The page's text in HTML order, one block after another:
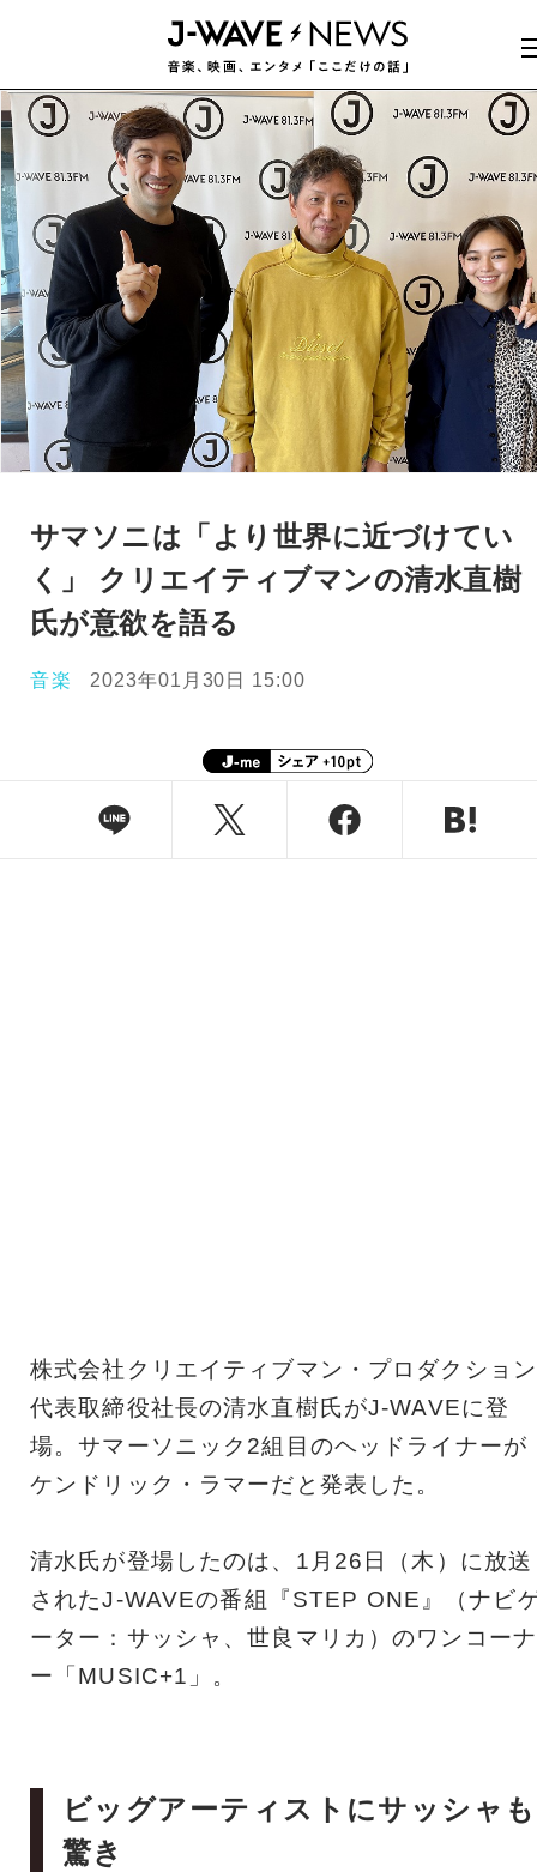
サマソニは「より世界に近づけてい
く」 クリエイティブマンの清水直樹
氏が意欲を語る
音楽 2023年01月30日 15:00
株式会社クリエイティブマン・プロダクション
代表取締役社長の清水直樹氏がJ-WAVEに登
場。サマーソニック2組目のヘッドライナーが
ケンドリック・ラマーだと発表した。
清水氏が登場したのは、1月26日（木）に放送
されたJ-WAVEの番組『STEP ONE』（ナビ
ーター：サッシャ、世良マリカ）のワンコーナ
ー「MUSIC+1」。
ビッグアーティストにサッシャも
驚き